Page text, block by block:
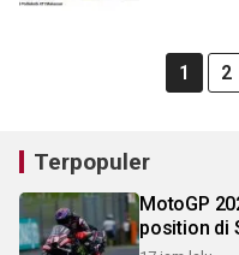
1 2
Terpopuler
MotoGP